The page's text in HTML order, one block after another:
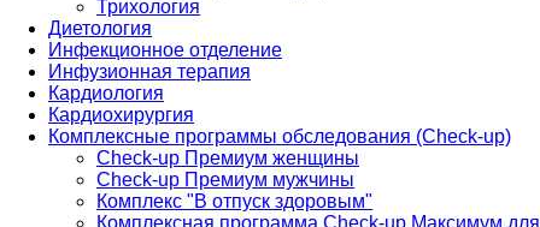
Трихология
Диетология
Инфекционное отделение
Инфузионная терапия
Кардиология
Кардиохирургия
Комплексные программы обследования (Check-up)
Check-up Премиум женщины
Check-up Премиум мужчины
Комплекс "В отпуск здоровым"